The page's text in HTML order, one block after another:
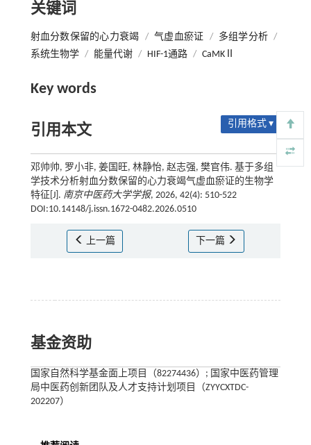
关键词
射血分数保留的心力衰竭 / 气虚血瘀证 / 多组学分析 /
系统生物学 / 能量代谢 / HIF-1通路 / CaMKⅡ
Key words
引用本文 引用格式 ▾
邓帅帅, 罗小非, 姜国旺, 林静怡, 赵志强, 樊官伟. 基于多组
学技术分析射血分数保留的心力衰竭气虚血瘀证的生物学
特征[J]. 南京中医药大学学报, 2026, 42(4): 510-522
DOI:10.14148/j.issn.1672-0482.2026.0510
上一篇 下一篇
基金资助
国家自然科学基金面上项目（82274436）; 国家中医药管理
局中医药创新团队及人才支持计划项目（ZYYCXTDC-
202207）